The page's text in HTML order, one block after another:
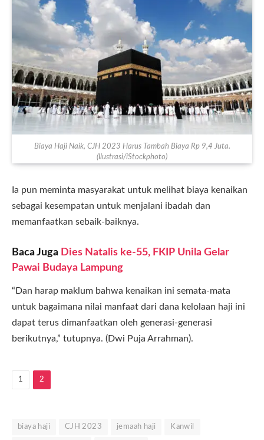
Biaya Haji Naik, CJH 2023 Harus Tambah Biaya Rp 9,4 Juta.
(Ilustrasi/iStockphoto)
Ia pun meminta masyarakat untuk melihat biaya kenaikan
sebagai kesempatan untuk menjalani ibadah dan
memanfaatkan sebaik-baiknya.
Baca Juga Dies Natalis ke-55, FKIP Unila Gelar
Pawai Budaya Lampung
“Dan harap maklum bahwa kenaikan ini semata-mata
untuk bagaimana nilai manfaat dari dana kelolaan haji ini
dapat terus dimanfaatkan oleh generasi-generasi
berikutnya,” tutupnya. (Dwi Puja Arrahman).
1 2
biaya haji CJH 2023 jemaah haji Kanwil